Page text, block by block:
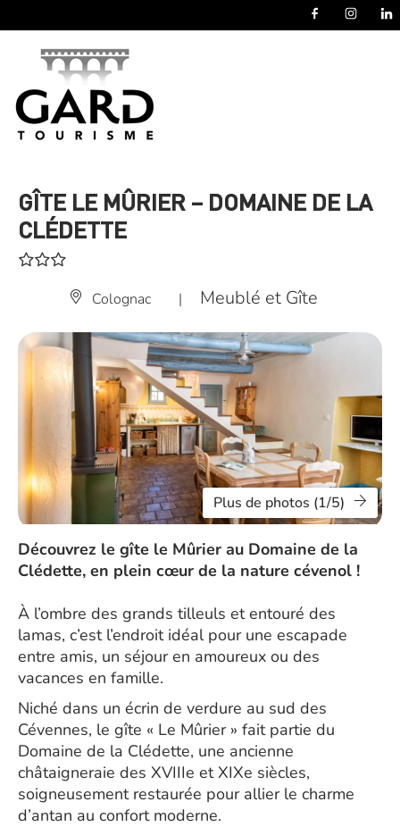
GÎTE LE MÛRIER – DOMAINE DE LA
CLÉDETTE
Colognac | Meublé et Gîte
Plus de photos (1/5)
Découvrez le gîte le Mûrier au Domaine de la
Clédette, en plein cœur de la nature cévenol !
À l’ombre des grands tilleuls et entouré des
lamas, c’est l’endroit idéal pour une escapade
entre amis, un séjour en amoureux ou des
vacances en famille.
Niché dans un écrin de verdure au sud des
Cévennes, le gîte « Le Mûrier » fait partie du
Domaine de la Clédette, une ancienne
châtaigneraie des XVIIIe et XIXe siècles,
soigneusement restaurée pour allier le charme
d’antan au confort moderne.